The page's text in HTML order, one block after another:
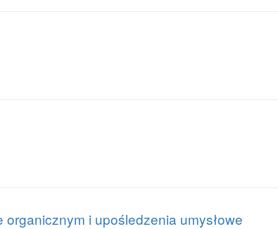
i upośledzenia umysłowe